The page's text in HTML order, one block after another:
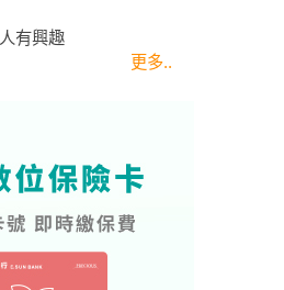
人有興趣
更多..